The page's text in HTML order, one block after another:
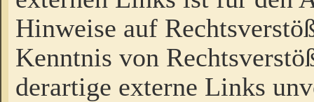
Hinweise auf
Kenntnis von
derartige externe Links